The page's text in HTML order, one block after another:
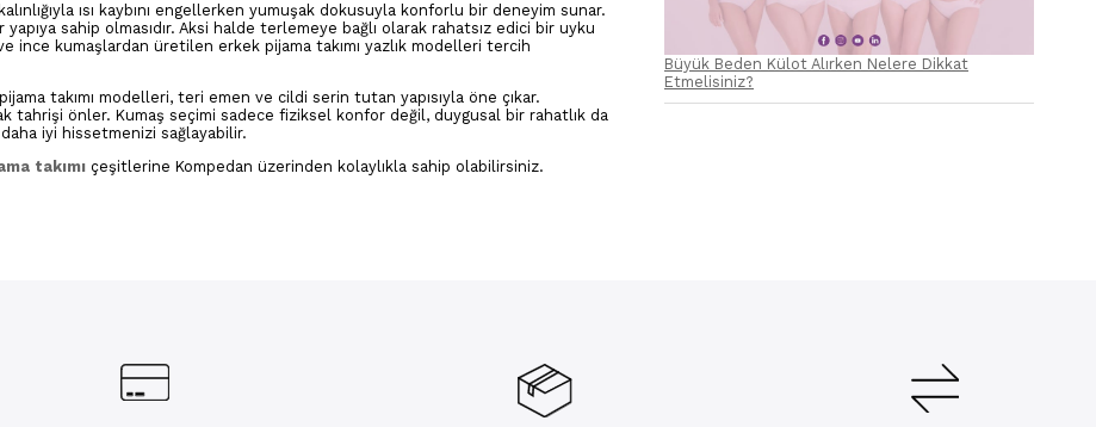
ısı kaybını engellerken yumuşak dokusuyla konforlu bir deneyim sunar.
sahip olmasıdır. Aksi halde terlemeye bağlı olarak rahatsız edici bir uyku
ince kumaşlardan üretilen erkek pijama takımı yazlık modelleri tercih
takımı modelleri, teri emen ve cildi serin tutan yapısıyla öne çıkar.
tahrişi önler. Kumaş seçimi sadece fiziksel konfor değil, duygusal bir rahatlık da
iyi hissetmenizi sağlayabilir.
takımı çeşitlerine Kompedan üzerinden kolaylıkla sahip olabilirsiniz.
Büyük Beden Külot Alırken Nelere Dikkat
Etmelisiniz?